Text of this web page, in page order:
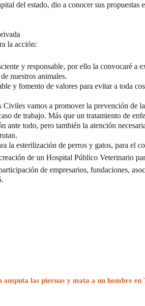
del estado, dio a conocer sus
la acción:
y responsable, por ello la convocaré a
nuestros animales.
y fomento de valores para evitar a toda
vamos a promover la prevención de
de trabajo. Más que un tratamiento de
ante todo, pero también la atención
la esterilización de perros y gatos, para el
de un Hospital Público Veterinario
de empresarios, fundaciones,
amputa las piernas y mata a un hombre en